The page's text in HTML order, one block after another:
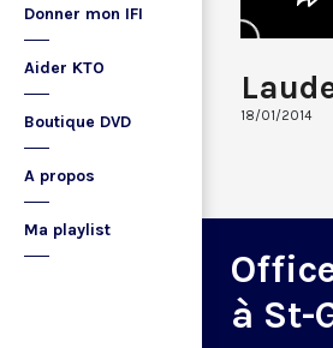
Donner mon IFI
Aider KTO
Boutique DVD
A propos
Ma playlist
18/01/2014
à St-